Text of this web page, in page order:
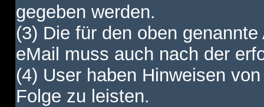
gegeben werden.
(3) Die für den oben
eMail muss auch nach der
(4) User haben Hinweisen
Folge zu leisten.